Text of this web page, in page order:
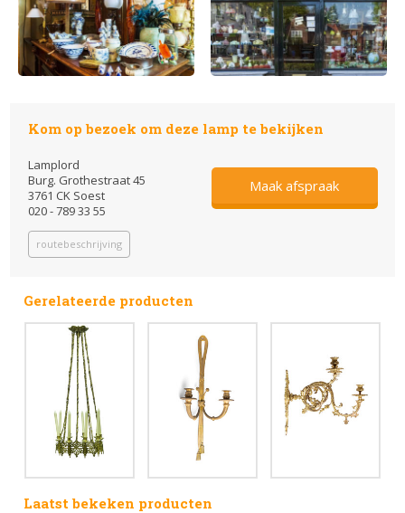
Kom op bezoek om deze lamp te bekijken
Lamplord
Burg. Grothestraat 45
3761 CK Soest
020 - 789 33 55
routebeschrijving
Maak afspraak
Gerelateerde producten
Laatst bekeken producten